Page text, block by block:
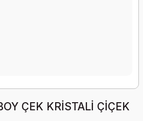
ÇEK KRİSTALİ ÇİÇEK